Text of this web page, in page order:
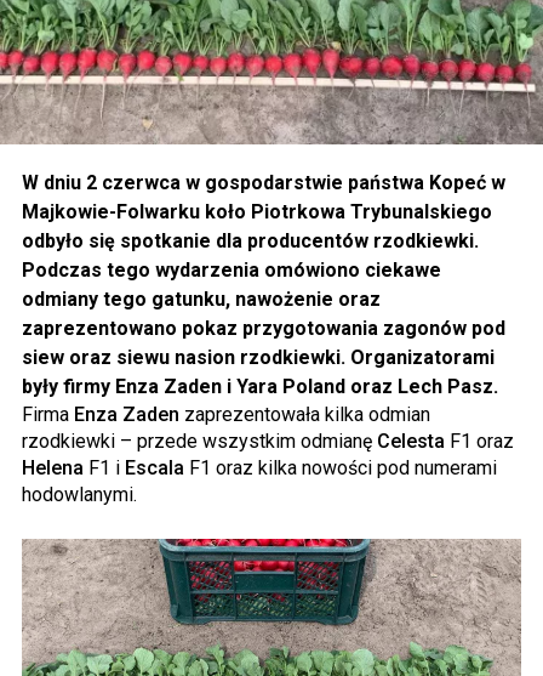
W dniu 2 czerwca w gospodarstwie państwa Kopeć w
Majkowie-Folwarku koło Piotrkowa Trybunalskiego
odbyło się spotkanie dla producentów rzodkiewki.
Podczas tego wydarzenia omówiono ciekawe
odmiany tego gatunku, nawożenie oraz
zaprezentowano pokaz przygotowania zagonów pod
siew oraz siewu nasion rzodkiewki. Organizatorami
były firmy Enza Zaden i Yara Poland oraz Lech Pasz.
Firma Enza Zaden zaprezentowała kilka odmian
rzodkiewki – przede wszystkim odmianę Celesta F1 oraz
Helena F1 i Escala F1 oraz kilka nowości pod numerami
hodowlanymi.